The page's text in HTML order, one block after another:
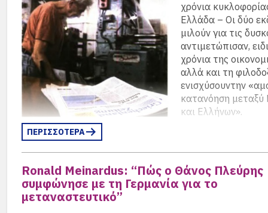
χρόνια
Ελλάδα – Οι δύο
μιλούν για τις
αντιμετώπισαν,
χρόνια της
αλλά και τη
ενισχύσουντην
κατανόηση μεταξύ
και Ελλήνων».
2025.
Η εφημερίδα όφειλε να προσφέρει κάθε εβδομάδα σε
ΠΕΡΙΣΣΟΤΕΡΑ
Ronald Meinardus: “Πώς ο Θάνος Πλεύρης
συμφώνησε με τη Γερμανία για το
μεταναστευτικό”